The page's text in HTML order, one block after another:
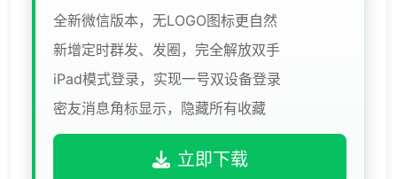
全新微信版本，无LOGO图标更自然
新增定时群发、发圈，完全解放双手
iPad模式登录，实现一号双设备登录
密友消息角标显示，隐藏所有收藏
立即下载